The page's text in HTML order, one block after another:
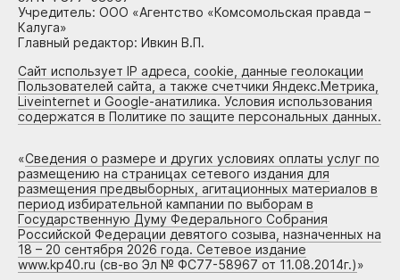
Учредитель: ООО «Агентство «Комсомольская правда –
Калуга»
Главный редактор: Ивкин В.П.
Сайт использует IP адреса, cookie, данные геолокации
Пользователей сайта, а также счетчики Яндекс.Метрика,
Liveinternet и Google-анатилика. Условия использования
содержатся в Политике по защите персональных данных.
«Сведения о размере и других условиях оплаты услуг по
размещению на страницах сетевого издания для
размещения предвыборных, агитационных материалов в
период избирательной кампании по выборам в
Государственную Думу Федерального Собрания
Российской Федерации девятого созыва, назначенных на
18 – 20 сентября 2026 года. Сетевое издание
www.kp40.ru (св-во Эл № ФС77-58967 от 11.08.2014г.)»